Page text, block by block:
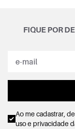
FIQUE POR
Ao me cadastrar,
uso e privacidade